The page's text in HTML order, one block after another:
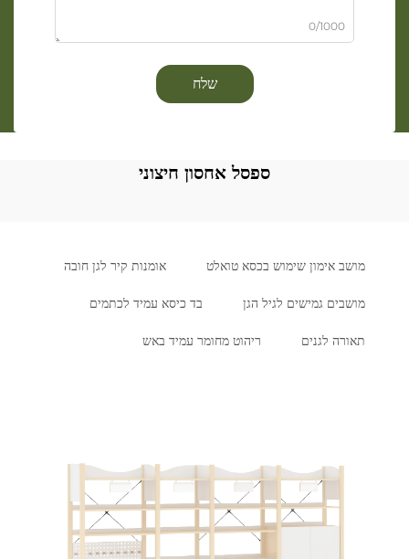
0/1000
שלח
ספסל אחסון חיצוני
מושב אימון שימוש בכסא טואלט אומנות קיר לגן חובה
מושבים גמישים לגיל הגן בד כיסא עמיד לכתמים
תאורה לגנים ריהוט מחומר עמיד באש